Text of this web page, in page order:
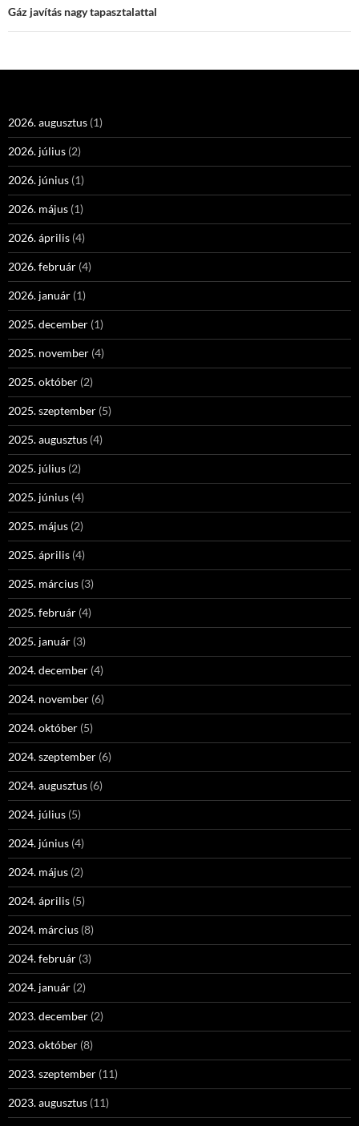
Gáz javítás nagy tapasztalattal
2026. augusztus (1)
2026. július (2)
2026. június (1)
2026. május (1)
2026. április (4)
2026. február (4)
2026. január (1)
2025. december (1)
2025. november (4)
2025. október (2)
2025. szeptember (5)
2025. augusztus (4)
2025. július (2)
2025. június (4)
2025. május (2)
2025. április (4)
2025. március (3)
2025. február (4)
2025. január (3)
2024. december (4)
2024. november (6)
2024. október (5)
2024. szeptember (6)
2024. augusztus (6)
2024. július (5)
2024. június (4)
2024. május (2)
2024. április (5)
2024. március (8)
2024. február (3)
2024. január (2)
2023. december (2)
2023. október (8)
2023. szeptember (11)
2023. augusztus (11)